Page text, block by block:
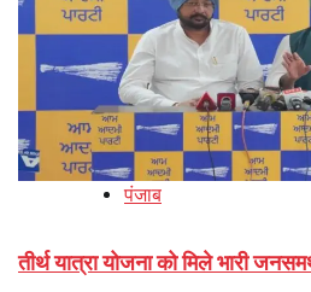
पंजाब
तीर्थ यात्रा योजना को मिले भारी